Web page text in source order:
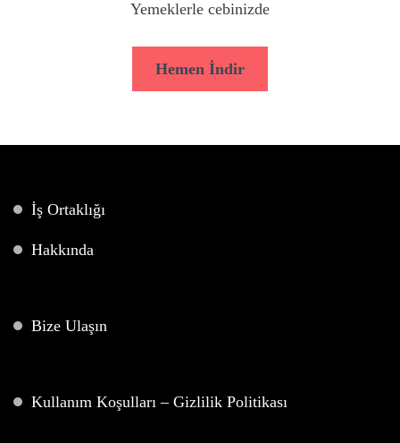
Yemeklerle cebinizde
Hemen İndir
İş Ortaklığı
Hakkında
Bize Ulaşın
Kullanım Koşulları – Gizlilik Politikası